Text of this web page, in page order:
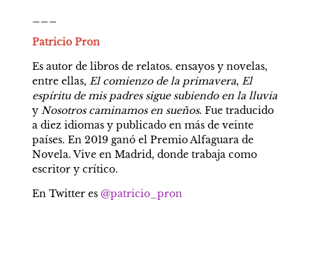
Patricio Pron
Es autor de libros de relatos. ensayos y novelas,
entre ellas, El comienzo de la primavera, El
espíritu de mis padres sigue subiendo en la lluvia
y Nosotros caminamos en sueños. Fue traducido
a diez idiomas y publicado en más de veinte
países. En 2019 ganó el Premio Alfaguara de
Novela. Vive en Madrid, donde trabaja como
escritor y crítico.
En Twitter es @patricio_pron